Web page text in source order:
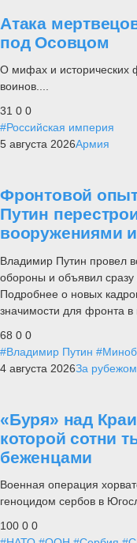
Атака
под Осовцом
О мифах и исторических
воинов....
31 0 0
#Российская империя
5 августа 2026Армия
Фронтовой
Путин
вооружениями
Владимир Путин провел
обороны и объявил сразу
Подробнее о новых
значимости для фронта
68 0 0
#Владимир Путин
4 августа 2026За рубежом
«Буря» над
которой сотни
беженцами
Военная операция
геноцидом сербов в
100 0 0